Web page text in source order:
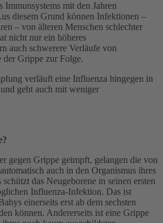
Immunsystems mit den Jahren
diesem Grund können Infektionen –
– von älteren Menschen schlechter
nicht nur ein höheres
auch schwerere Verläufe von
Grippe zur Folge.
verläuft eine Influenza hingegen in
geht auch mit weniger
gegen Grippe geimpft, gelangen die von
auch in den Organismus ihres
das Neugeborene in seinen ersten
Influenza-Infektion. Das ist
einerseits erst ab dem sechsten
können. Andererseits ist eine Grippe